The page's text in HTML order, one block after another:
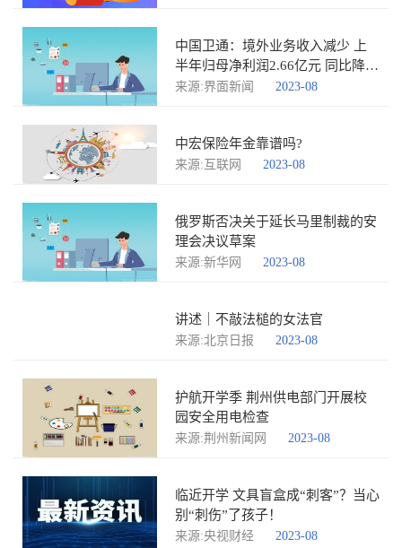
中国卫通：境外业务收入减少 上
半年归母净利润2.66亿元 同比降
6.41%
来源:界面新闻 2023-08
中宏保险年金靠谱吗?
来源:互联网 2023-08
俄罗斯否决关于延长马里制裁的安
理会决议草案
来源:新华网 2023-08
讲述｜不敲法槌的女法官
来源:北京日报 2023-08
护航开学季 荆州供电部门开展校
园安全用电检查
来源:荆州新闻网 2023-08
临近开学 文具盲盒成“刺客”？当心
别“刺伤”了孩子！
来源:央视财经 2023-08